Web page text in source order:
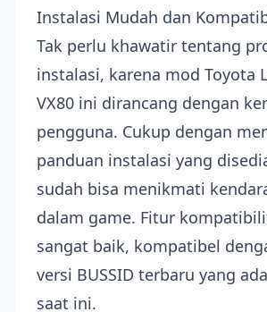
Instalasi Mudah dan
Tak perlu khawatir tentang
instalasi, karena mod Toyota
VX80 ini dirancang dengan
pengguna. Cukup dengan
panduan instalasi yang
sudah bisa menikmati
dalam game. Fitur
sangat baik, kompatibel
versi BUSSID terbaru yang
saat ini.